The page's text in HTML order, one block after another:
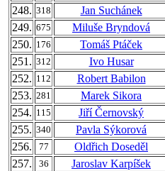
248. 318
Jan Suchánek
249. 675
Miluše Bryndová
250. 176
Tomáš Ptáček
251. 312
Ivo Husar
252. 112
Robert Babilon
253. 281
Marek Sikora
254. 115
Jiří Černovský
255. 340
Pavla Sýkorová
256.
77
Oldřich Doseděl
257.
36
Jaroslav Karpíšek